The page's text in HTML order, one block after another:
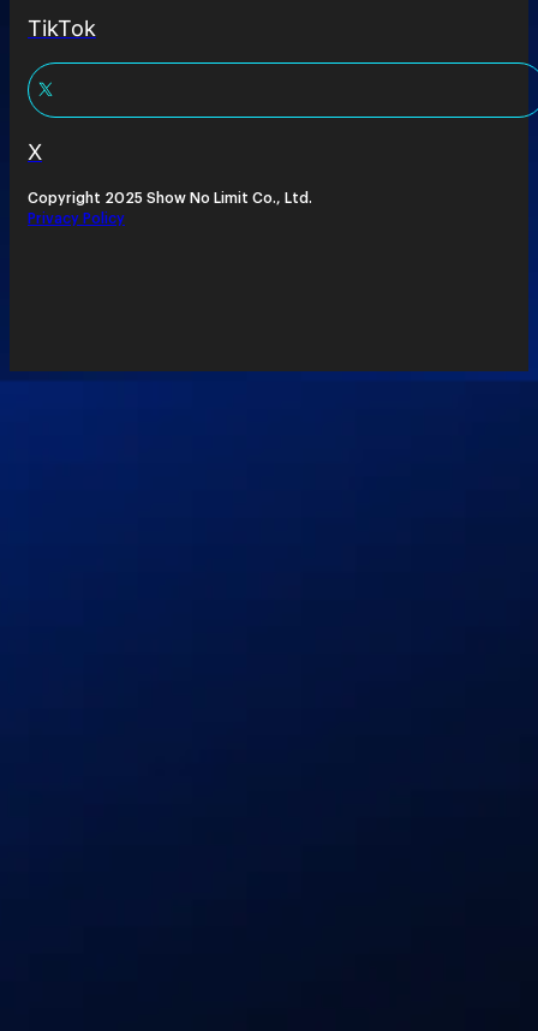
TikTok
X
Copyright 2025 Show No Limit Co., Ltd.
Privacy Policy